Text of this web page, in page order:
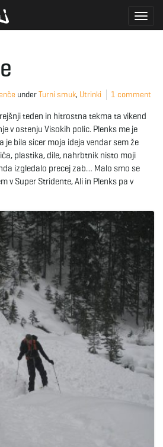
l
e
n
underTurni smuk, Utrinki 1 comment
teden in hitrostna tekma ta vikend
v ostenju Visokih polic. Plenks me je
je bila sicer moja ideja vendar sem že
plastika, dile, nahrbtnik nisto moji
izgledalo precej zab… Malo smo se
v Super Stridente, Ali in Plenks pa v